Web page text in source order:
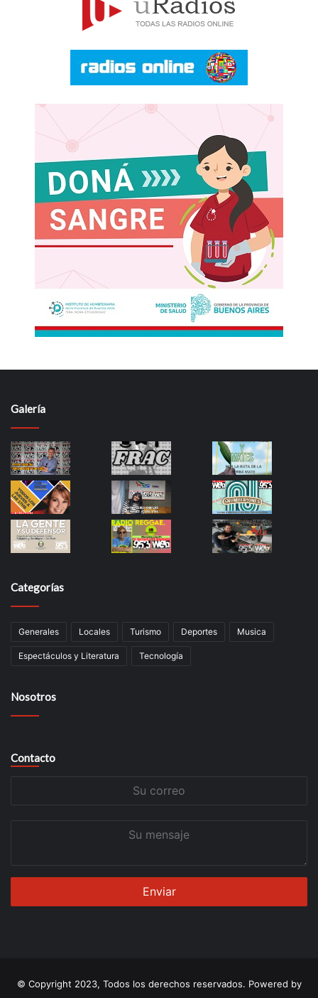
Galería
Categorías
Generales Locales Turismo Deportes Musica
Espectáculos y Literatura Tecnología
Nosotros
Contacto
© Copyright 2023, Todos los derechos reservados. Powered by